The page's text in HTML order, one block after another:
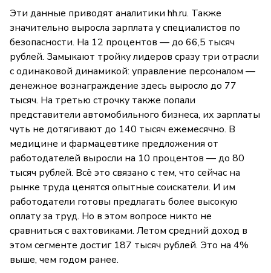
Эти данные приводят аналитики hh.ru. Также
значительно выросла зарплата у специалистов по
безопасности. На 12 процентов — до 66,5 тысяч
рублей. Замыкают тройку лидеров сразу три отрасли
с одинаковой динамикой: управление персоналом —
денежное вознаграждение здесь выросло до 77
тысяч. На третью строчку также попали
представители автомобильного бизнеса, их зарплаты
чуть не дотягивают до 140 тысяч ежемесячно. В
медицине и фармацевтике предложения от
работодателей выросли на 10 процентов — до 80
тысяч рублей. Всё это связано с тем, что сейчас на
рынке труда ценятся опытные соискатели. И им
работодатели готовы предлагать более высокую
оплату за труд. Но в этом вопросе никто не
сравниться с вахтовиками. Летом средний доход в
этом сегменте достиг 187 тысяч рублей. Это на 4%
выше, чем годом ранее.